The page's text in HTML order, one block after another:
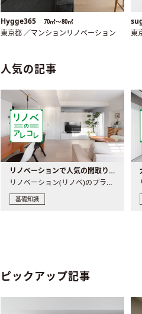
Hygge365 70㎡〜80㎡
東京都 ／マンションリノベーション 東
人気の記事
リノベーションで人気の間取りとは？トレンドの間取りと実例を徹底解説
リノベーション(リノベ)のプランニングで一番最初に決めるのは..
基礎知識
ピックアップ記事